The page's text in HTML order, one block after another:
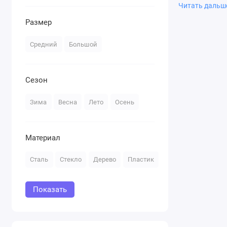
Размер
Средний Большой
Сезон
Зима Весна Лето Осень
Материал
Сталь Стекло Дерево Пластик
Показать
Читать